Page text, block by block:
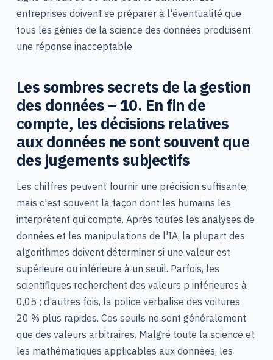
entreprises doivent se préparer à l'éventualité que
tous les génies de la science des données produisent
une réponse inacceptable.
Les sombres secrets de la gestion
des données – 10. En fin de
compte, les décisions relatives
aux données ne sont souvent que
des jugements subjectifs
Les chiffres peuvent fournir une précision suffisante,
mais c'est souvent la façon dont les humains les
interprètent qui compte. Après toutes les analyses de
données et les manipulations de l'IA, la plupart des
algorithmes doivent déterminer si une valeur est
supérieure ou inférieure à un seuil. Parfois, les
scientifiques recherchent des valeurs p inférieures à
0,05 ; d'autres fois, la police verbalise des voitures
20 % plus rapides. Ces seuils ne sont généralement
que des valeurs arbitraires. Malgré toute la science et
les mathématiques applicables aux données, les